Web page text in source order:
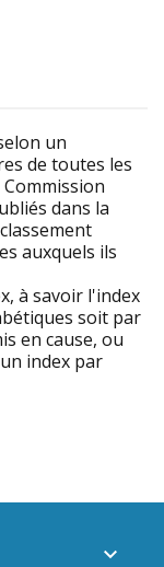
un
de toutes les
dans la
auxquels ils
à savoir l'index
soit par
en cause, ou
index par
